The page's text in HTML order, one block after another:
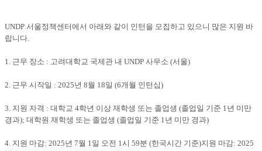
UNDP 서울정책센터에서 아래와 같이 인턴을 모집하고 있으니 많은 지원 바
랍니다.
1. 근무 장소 : 고려대학교 국제관 내 UNDP 사무소 (서울)
2. 근무 시작일 : 2025년 8월 18일 (6개월 인턴십)
3. 지원 자격 : 대학교 4학년 이상 재학생 또는 졸업생 (졸업일 기준 1년 미만
경과); 대학원 재학생 또는 졸업생 (졸업일 기준 1년 미만 경과)
4. 지원 마감: 2025년 7월 1일 오전 1시 59분 (한국시간 기준)지원 마감: 2025